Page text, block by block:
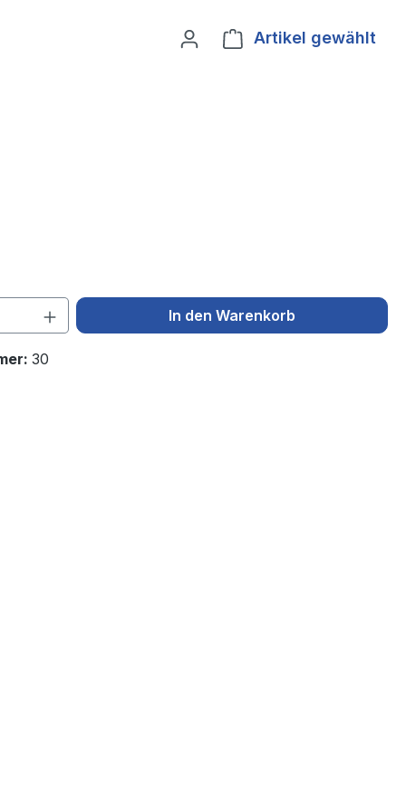
Artikel gewählt
Anzahl: Gib den gewünschten Wert
In den Warenkorb
30